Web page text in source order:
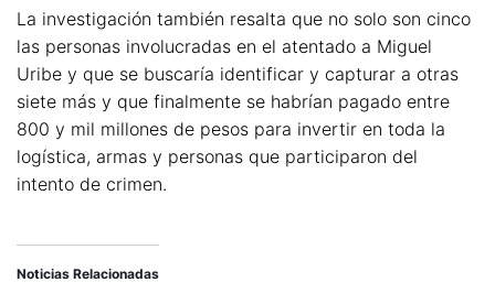
La investigación también resalta que no solo son cinco
las personas involucradas en el atentado a Miguel
Uribe y que se buscaría identificar y capturar a otras
siete más y que finalmente se habrían pagado entre
800 y mil millones de pesos para invertir en toda la
logística, armas y personas que participaron del
intento de crimen.
Noticias Relacionadas